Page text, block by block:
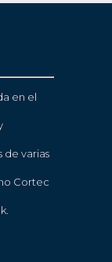
en el
de varias
Cortec